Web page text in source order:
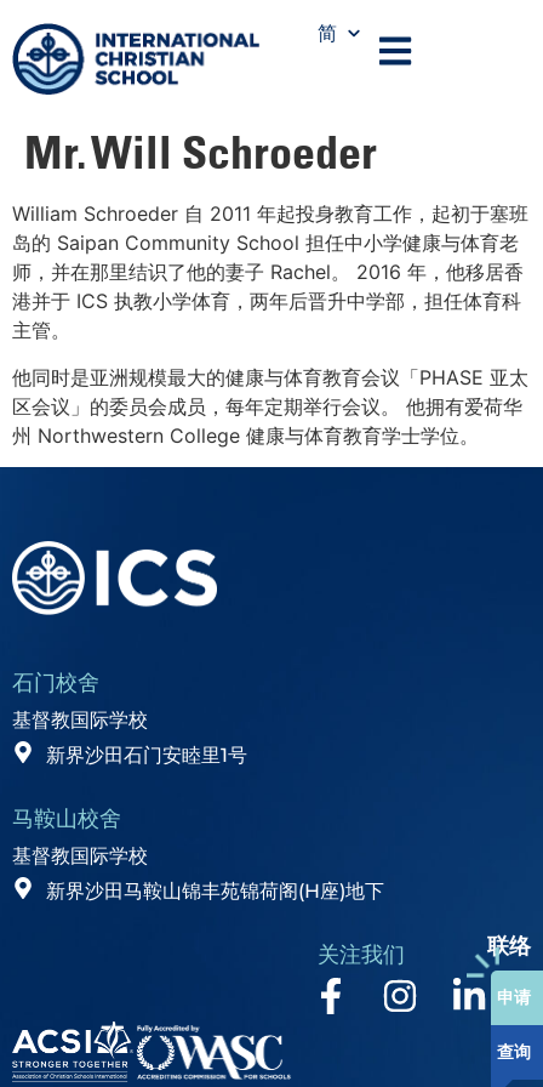
简
Mr. Will Schroeder
William Schroeder 自 2011 年起投身教育工作，起初于塞班
岛的 Saipan Community School 担任中小学健康与体育老
师，并在那里结识了他的妻子 Rachel。 2016 年，他移居香
港并于 ICS 执教小学体育，两年后晋升中学部，担任体育科
主管。
他同时是亚洲规模最大的健康与体育教育会议「PHASE 亚太
区会议」的委员会成员，每年定期举行会议。 他拥有爱荷华
州 Northwestern College 健康与体育教育学士学位。
申请
查询
石门校舍
基督教国际学校
新界沙田石门安睦里1号
马鞍山校舍
基督教国际学校
新界沙田马鞍山锦丰苑锦荷阁(H座)地下
联络
关注我们